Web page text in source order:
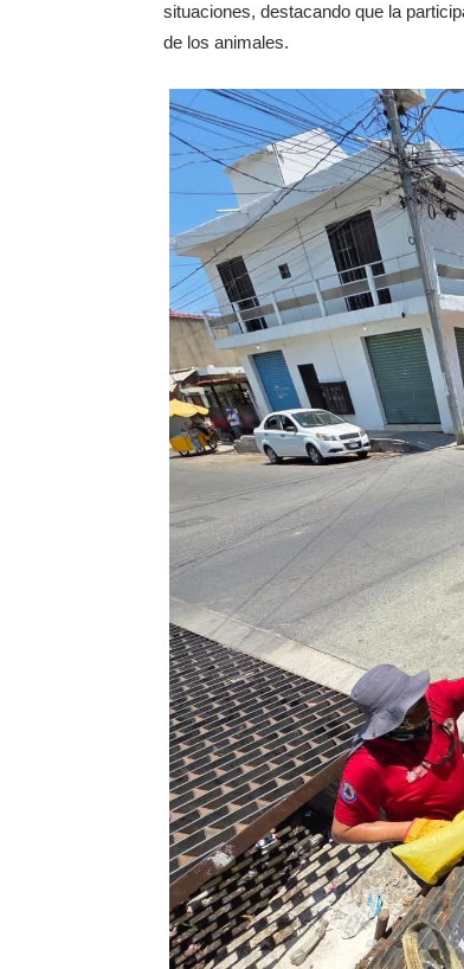
situaciones, destacando que la
de los animales.